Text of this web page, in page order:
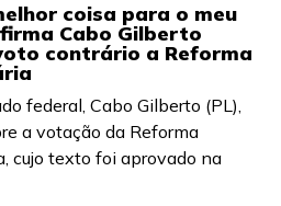
coisa para o meu
Cabo Gilberto
contrário a Reforma
federal, Cabo Gilberto (PL),
a votação da Reforma
cujo texto foi aprovado na